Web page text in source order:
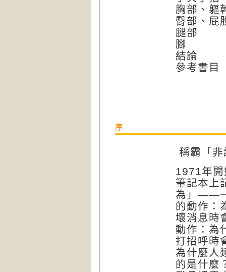
胸部、軀
臀部、屁
腿部
腳
結論
參考書目
序
稱霸「
1971年
筆記本上
為」——一
的動作：
壞消息時
動作：為
打招呼時
為什麼人
的是什麼